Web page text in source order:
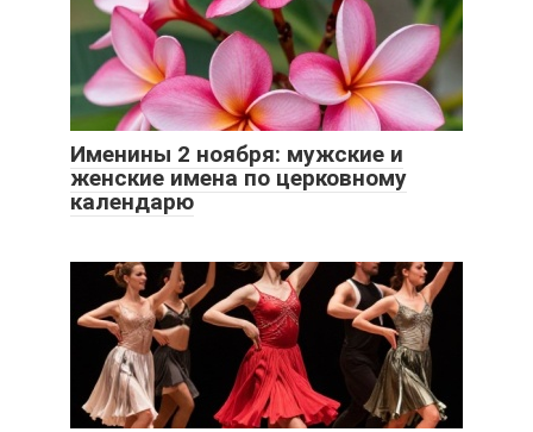
Именины 2 ноября: мужские и
женские имена по церковному
календарю